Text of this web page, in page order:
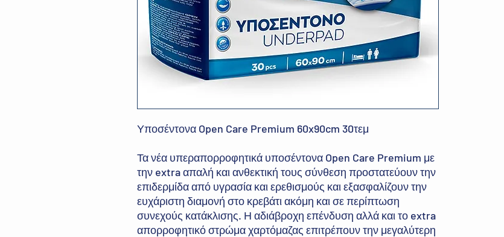
Υποσέντονα Open Care Premium 60x90cm 30τεμ
Τα νέα υπεραπορροφητικά υποσέντονα Open Care Premium με
την extra απαλή και ανθεκτική τους σύνθεση προστατεύουν την
επιδερμίδα από υγρασία και ερεθισμούς και εξασφαλίζουν την
ευχάριστη διαμονή στο κρεβάτι ακόμη και σε περίπτωση
συνεχούς κατάκλισης. Η αδιάβροχη επένδυση αλλά και το extra
απορροφητικό στρώμα χαρτόμαζας επιτρέπουν την μεγαλύτερη